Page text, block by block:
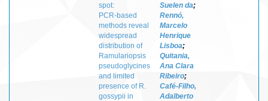
spot:
PCR‑based
methods reveal
widespread
distribution of
Ramulariopsis
pseudoglycines
and limited
presence of R.
gossypii in
Suelen da;
Rennó,
Marcelo
Henrique
Lisboa;
Quitania,
Ana Clara
Ribeiro;
Café‑Filho,
Adalberto